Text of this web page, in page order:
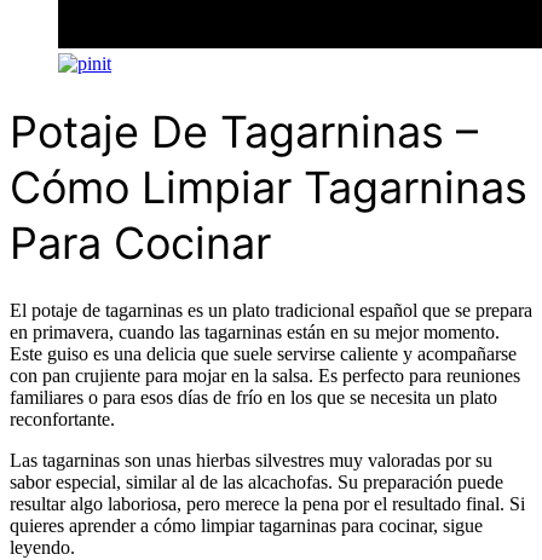
Potaje De Tagarninas –
Cómo Limpiar Tagarninas
Para Cocinar
El potaje de tagarninas es un plato tradicional español que se prepara
en primavera, cuando las tagarninas están en su mejor momento.
Este guiso es una delicia que suele servirse caliente y acompañarse
con pan crujiente para mojar en la salsa. Es perfecto para reuniones
familiares o para esos días de frío en los que se necesita un plato
reconfortante.
Las tagarninas son unas hierbas silvestres muy valoradas por su
sabor especial, similar al de las alcachofas. Su preparación puede
resultar algo laboriosa, pero merece la pena por el resultado final. Si
quieres aprender a cómo limpiar tagarninas para cocinar, sigue
leyendo.